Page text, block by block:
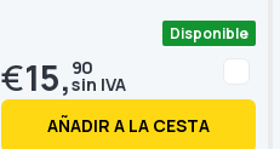
Disponible
€15, 90
AÑADIR A LA CESTA